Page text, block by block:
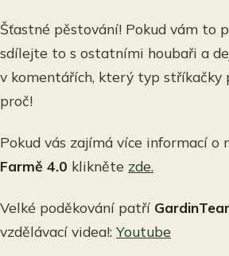
Šťastné pěstování! Pokud vám to
sdílejte to s ostatními houbaři a
v komentářích, který typ stříkačky
proč!
Pokud vás zajímá více informací o
Farmě 4.0 klikněte zde.
Velké poděkování patří
vzdělávací videa!: Youtube